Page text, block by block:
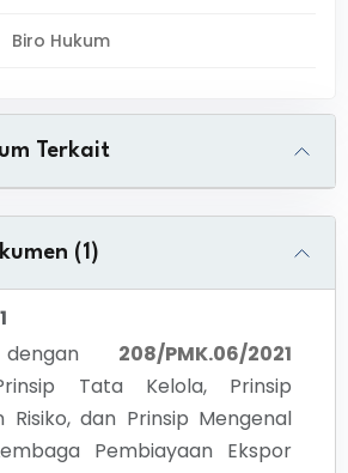
Biro Hukum
Terkait
(1)
208/PMK.06/2021
Tata Kelola, Prinsip
Risiko, dan Prinsip Mengenal
Pembiayaan Ekspor